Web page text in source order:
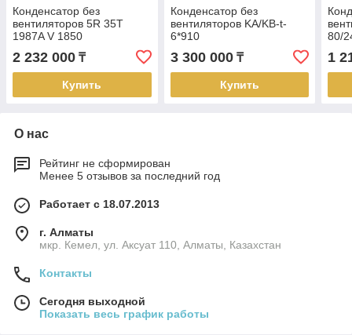
Конденсатор без
вентиляторов 5R 35T
1987A V 1850
2 232 000 ₸
Купить
Конденсатор без
вентиляторов KA/KB-t-
6*910
3 300 000₸
Купить
80/
1
О нас
Рейтинг не сформирован
Менее 5 отзывов за последний год
Работает с 18.07.2013
г. Алматы
мкр. Кемел, ул. Аксуат 110, Алматы, Казахстан
Контакты
Сегодня выходной
Показать весь график работы